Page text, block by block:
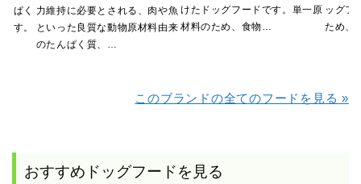
ぱく
す。
力維持に必要とされる、肉や魚
といった良質な動物原材料由来
のたんぱく質、…
けたドッグフードです。単一原
材料のため、食物…
ッグフ
ため、
このブランドの全てのフードを見る »
おすすめドッグフードを見る